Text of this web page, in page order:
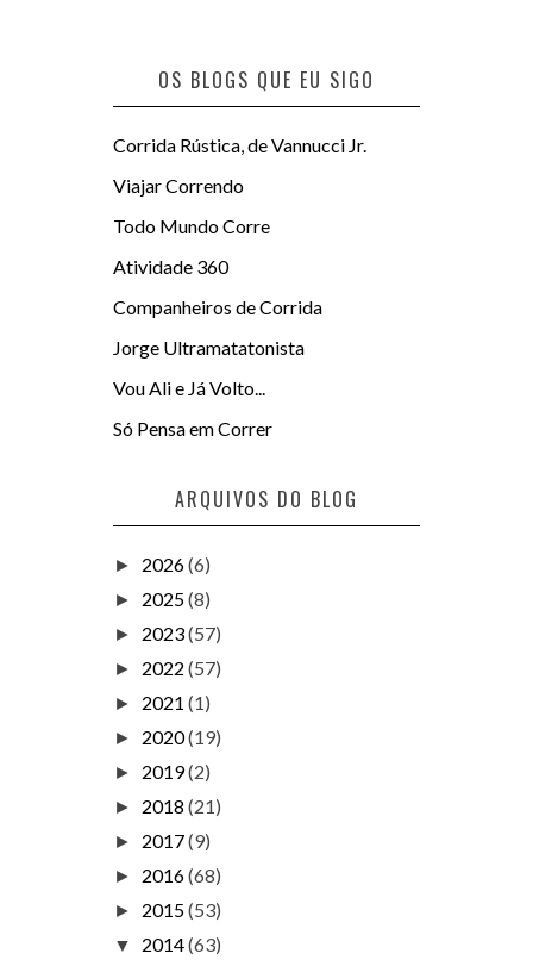
OS BLOGS QUE EU SIGO
Corrida Rústica, de Vannucci Jr.
Viajar Correndo
Todo Mundo Corre
Atividade 360
Companheiros de Corrida
Jorge Ultramatatonista
Vou Ali e Já Volto...
Só Pensa em Correr
ARQUIVOS DO BLOG
► 2026(6)
► 2025(8)
► 2023(57)
► 2022 (57)
► 2021 (1)
► 2020(19)
► 2019(2)
► 2018 (21)
► 2017(9)
► 2016(68)
► 2015(53)
▼ 2014(63)